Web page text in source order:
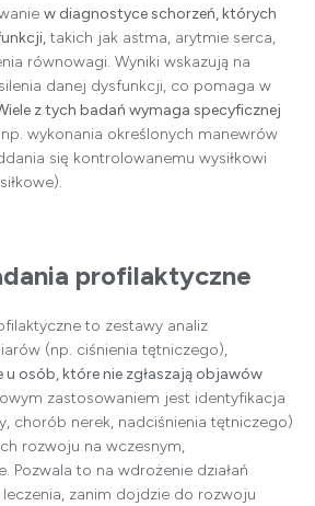
w diagnostyce schorzeń, których
takich jak astma, arytmie serca,
równowagi. Wyniki wskazują na
danej dysfunkcji, co pomaga w
z tych badań wymaga specyficznej
np. wykonania określonych manewrów
się kontrolowanemu wysiłkowi
profilaktyczne
to zestawy analiz
(np. ciśnienia tętniczego),
u osób, które nie zgłaszają objawów
zastosowaniem jest identyfikacja
, chorób nerek, nadciśnienia tętniczego)
rozwoju na wczesnym,
Pozwala to na wdrożenie działań
zanim dojdzie do rozwoju